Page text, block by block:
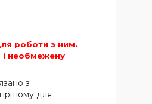
роботи з ним.
необмежену
з
для